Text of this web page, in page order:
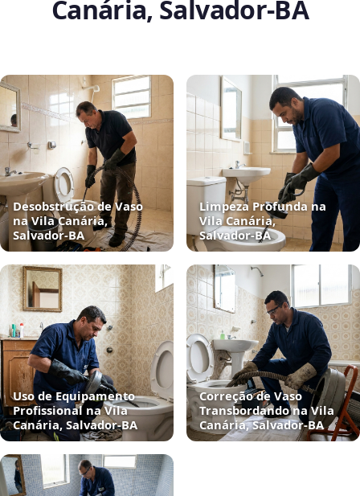
Canária, Salvador‑BA
Desobstrução de Vaso
na Vila Canária,
Salvador‑BA
Limpeza Profunda na
Vila Canária,
Salvador‑BA
Uso de Equipamento
Profissional na Vila
Canária, Salvador‑BA
Correção de Vaso
Transbordando na Vila
Canária, Salvador‑BA